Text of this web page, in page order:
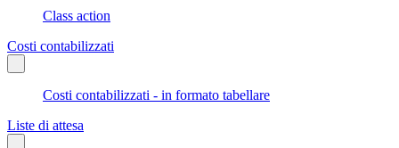
Class action
Costi contabilizzati
Costi contabilizzati - in formato tabellare
Liste di attesa